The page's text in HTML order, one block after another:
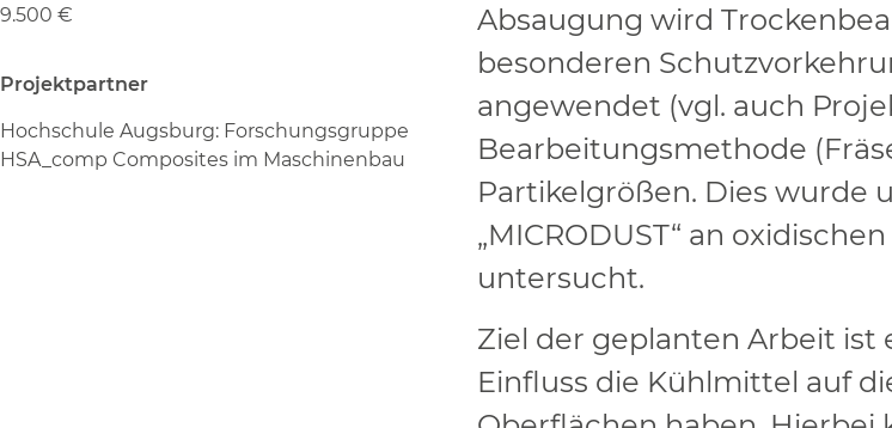
9.500 €
Projektpartner
Hochschule Augsburg: Forschungsgruppe
HSA_comp Composites im Maschinenbau
Absaugung wird
besonderen
angewendet (vgl. auch
Bearbeitungsmethode
Partikelgrößen. Dies wurde
„MICRODUST“ an
untersucht.
Ziel der geplanten Arbeit ist
Einfluss die Kühlmittel auf